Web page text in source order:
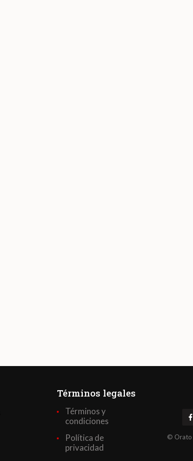
Términos legales
Términos y
condiciones
Política de
privacidad
© Orato